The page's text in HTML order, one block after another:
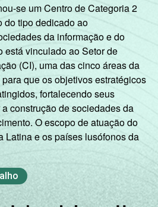
respondeu
Sim 99 1
Não 83 17
Informação e Coordenação
Pesquisa sobre o uso
crianças e adolescentes no
Online Brasil 2025 [Tabelas].
se um Centro de Categoria 2
do tipo dedicado ao
da informação e do
está vinculado ao Setor de
(CI), uma das cinco áreas da
que os objetivos estratégicos
fortalecendo seus
construção de sociedades da
O escopo de atuação do
Latina e os países lusófonos da